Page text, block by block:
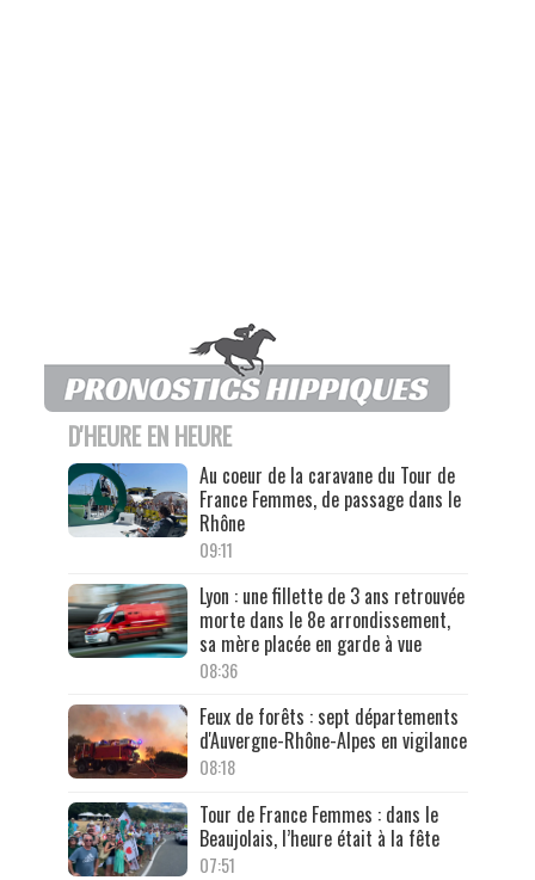
D'HEURE EN HEURE
Au coeur de la caravane du Tour de
France Femmes, de passage dans le
Rhône
09:11
Lyon : une fillette de 3 ans retrouvée
morte dans le 8e arrondissement,
sa mère placée en garde à vue
08:36
Feux de forêts : sept départements
d'Auvergne-Rhône-Alpes en vigilance
08:18
Tour de France Femmes : dans le
Beaujolais, l’heure était à la fête
07:51